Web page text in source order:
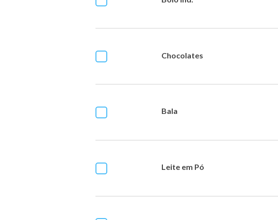
Chocolates
Bala
Leite em Pó